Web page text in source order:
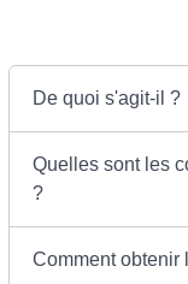
De quoi s'agit-il ?
Quelles sont les
?
Comment obtenir